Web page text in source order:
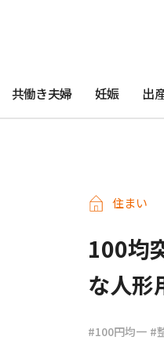
共働き夫婦 妊娠 出
住まい
100均
な人形
#100円均一 #